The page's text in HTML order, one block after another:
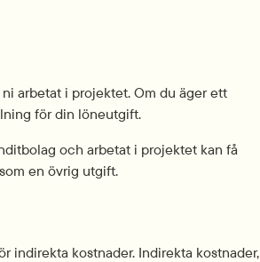
arbetat i projektet. Om du äger ett
för din löneutgift.
och arbetat i projektet kan få
en övrig utgift.
indirekta kostnader. Indirekta kostnader,